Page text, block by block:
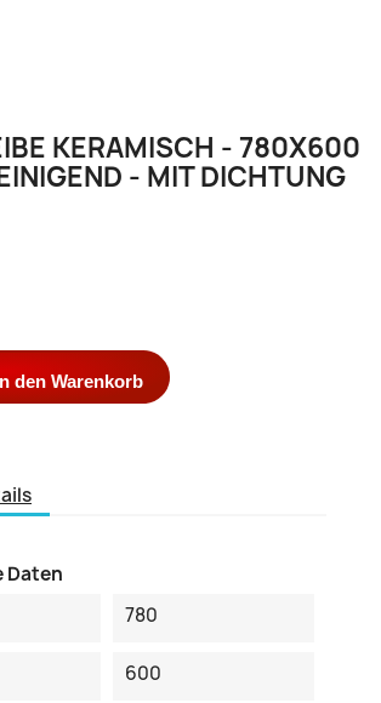
KERAMISCH - 780X600
- MIT DICHTUNG
den Warenkorb
Daten
780
600